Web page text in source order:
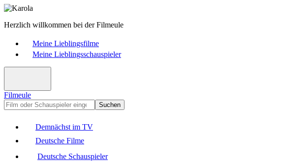
Herzlich willkommen bei der Filmeule
Meine Lieblingsfilme
Meine Lieblingsschauspieler
Filmeule
Suchen
Demnächst im TV
Deutsche Filme
Deutsche Schauspieler